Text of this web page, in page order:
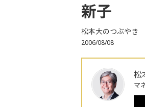
新子
松本大のつぶやき
2006/08/08
松
マ